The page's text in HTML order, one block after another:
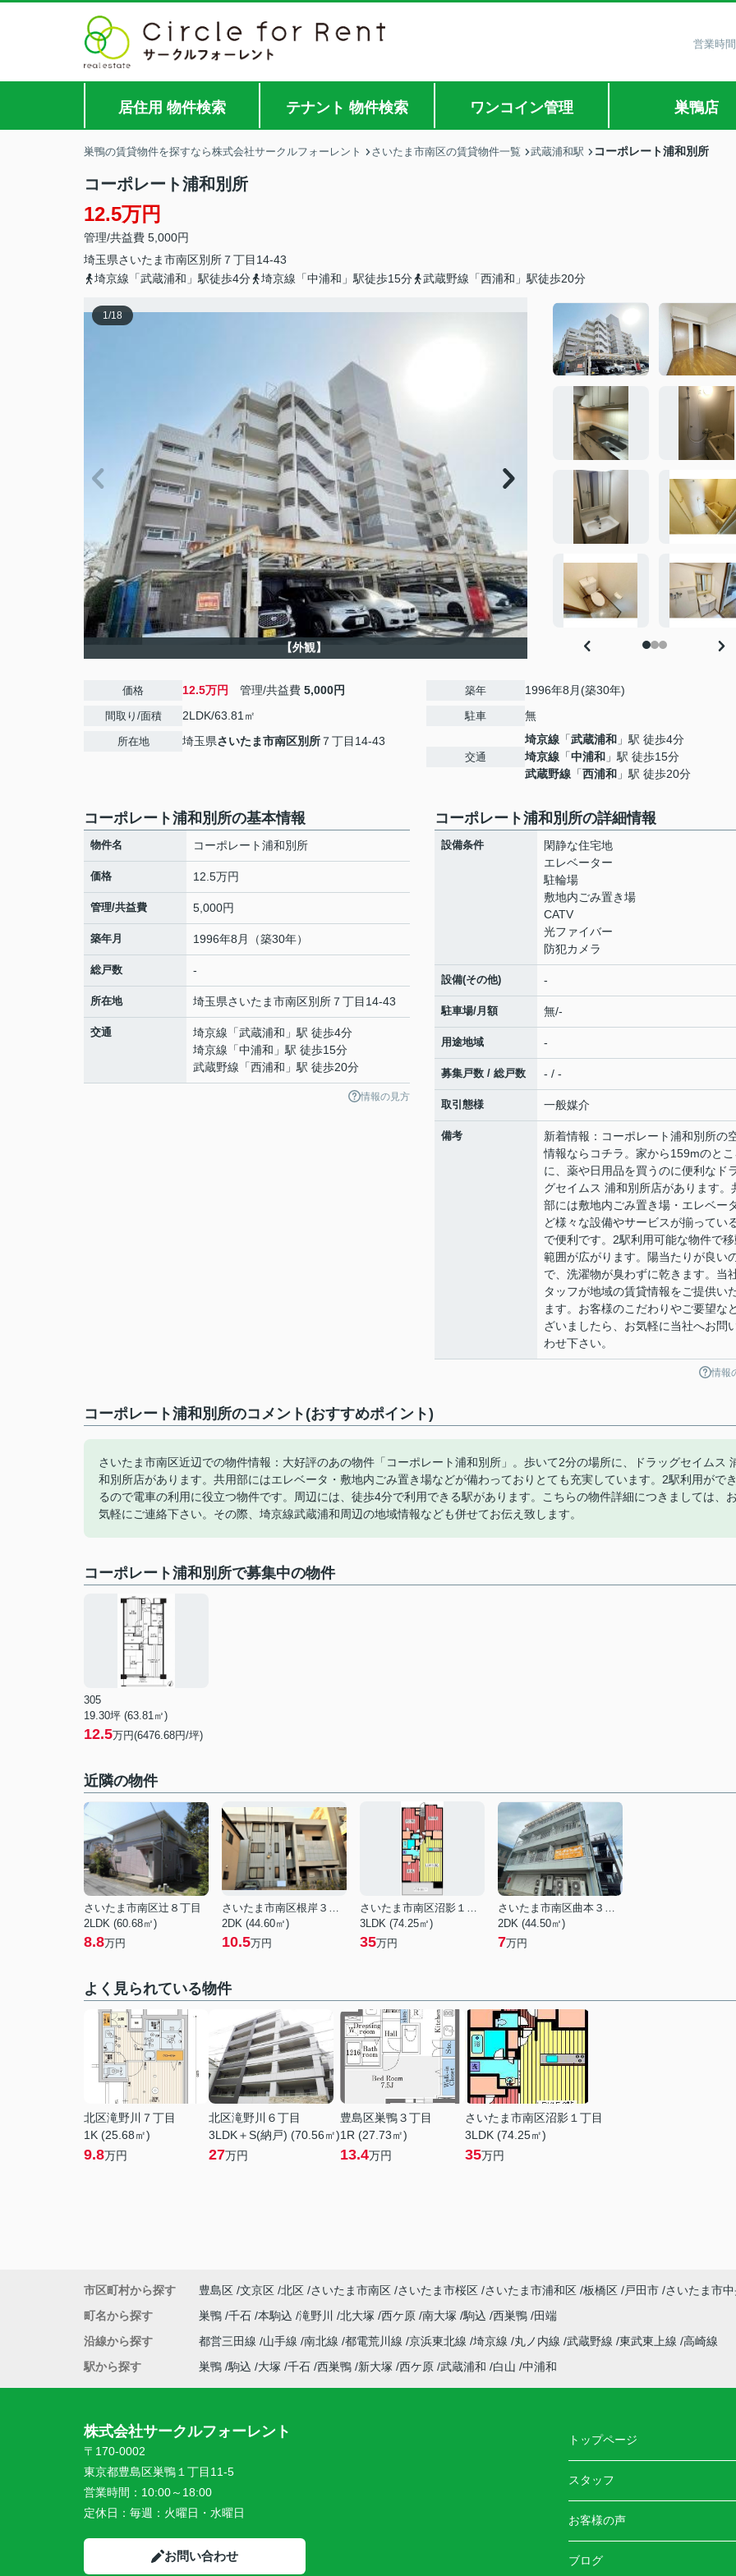
営業時
居住用 物件検索 テナント 物件検索 ワンコイン管理 巣鴨店
巣鴨の賃貸物件を探すなら株式会社サークルフォーレント さいたま市南区の賃貸物件一覧 武蔵浦和駅 コーポレート浦和別所
コーポレート浦和別所
12.5万円
管理/共益費 5,000円
埼玉県さいたま市南区別所 ７丁目14-43
埼京線「武蔵浦和」駅徒歩4分
埼京線「中浦和」駅徒歩15分 武蔵野線「西浦和」駅徒歩20分
1/18
【外観】
価格 12.5万円 管理/共益費 5,000円
間取り/面積 2LDK/63.81㎡
所在地 埼玉県さいたま市南区別所 ７丁目14-43
築年 1996年8月(築30年)
駐車 無
交通
埼京線 「武蔵浦和 」駅 徒歩4分
埼京線 「中浦和 」駅 徒歩15分
武蔵野線 「西浦和 」駅 徒歩20分
コーポレート浦和別所の基本情報
物件名 コーポレート浦和別所
価格 12.5万円
管理/共益費 5,000円
築年月 1996年8月（築30年）
総戸数 -
所在地 埼玉県さいたま市南区別所 ７丁目14-43
交通 埼京線 「武蔵浦和 」駅 徒歩4分
埼京線 「中浦和 」駅 徒歩15分
武蔵野線 「西浦和 」駅 徒歩20分
情報の見方
コーポレート浦和別所の詳細情報
設備条件
閑静な住宅地
エレベーター
駐輪場
敷地内ごみ置き場
CATV
光ファイバー
防犯カメラ
設備(その他) -
駐車場/月額 無/-
用途地域 -
募集戸数 / 総戸数 - / -
取引態様 一般媒介
備考
新着情報：コーポレート浦和別所の
情報ならコチラ。家から159mのと
に、薬や日用品を買うのに便利なド
グセイムス 浦和別所店があります。
部には敷地内ごみ置き場・エレベー
ど様々な設備やサービスが揃ってい
で便利です。2駅利用可能な物件で
範囲が広がります。陽当たりが良い
で、洗濯物が臭わずに乾きます。当
タッフが地域の賃貸情報をご提供い
ます。お客様のこだわりやご要望な
ざいましたら、お気軽に当社へお問
わせ下さい。
情報
コーポレート浦和別所のコメント(おすすめポイント)
さいたま市南区近辺での物件情報：大好評のあの物件「コーポレート浦和別所」。歩いて2分の場所に、ドラッグセイムス
和別所店があります。共用部にはエレベータ・敷地内ごみ置き場などが備わっておりとても充実しています。2駅利用がで
るので電車の利用に役立つ物件です。周辺には、徒歩4分で利用できる駅があります。こちらの物件詳細につきましては、
気軽にご連絡下さい。その際、埼京線武蔵浦和周辺の地域情報なども併せてお伝え致します。
コーポレート浦和別所で募集中の物件
305
19.30坪 (63.81㎡)
12.5万円(6476.68円/坪)
近隣の物件
さいたま市南区辻８丁目
2LDK (60.68㎡)
8.8万円
さいたま市南区根岸３丁目
2DK (44.60㎡)
10.5万円
さいたま市南区沼影１丁目
3LDK (74.25㎡)
35万円
さいたま市南区曲本３丁目
2DK (44.50㎡)
7万円
よく見られている物件
北区滝野川７丁目
1K (25.68㎡)
9.8万円
北区滝野川６丁目
3LDK＋S(納戸) (70.56㎡)
27万円
豊島区巣鴨３丁目
1R (27.73㎡)
13.4万円
さいたま市南区沼影１丁目
3LDK (74.25㎡)
35万円
市区町村から探す 豊島区 文京区 北区 さいたま市南区 さいたま市桜区 さいたま市浦和区 板橋区 戸田市
さいたま市
町名から探す
巣鴨 千石 本駒込 滝野川 北大塚 西ケ原 南大塚 駒込 西巣鴨
田端
沿線から探す
都営三田線 山手線 南北線 都電荒川線 京浜東北線 埼京線 丸ノ内線 武蔵野線 東武東上線 高崎線
駅から探す
巣鴨 駒込 大塚 千石 西巣鴨 新大塚 西ケ原 武蔵浦和 白山 中浦和
株式会社サークルフォーレント
〒170-0002
東京都豊島区巣鴨１丁目11-5
営業時間： 10:00～18:00
定休日： 毎週：火曜日・水曜日
お問い合わせ
トップページ
スタッフ
お客様の声
ブログ